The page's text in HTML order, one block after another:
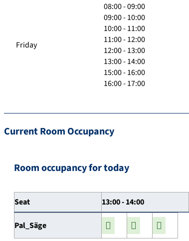
Friday
08:00 - 09:00
09:00 - 10:00
10:00 - 11:00
11:00 - 12:00
12:00 - 13:00
13:00 - 14:00
15:00 - 16:00
16:00 - 17:00
Current Room Occupancy
Room occupancy for today
Seat 13:00 - 14:00
Pal_Säge